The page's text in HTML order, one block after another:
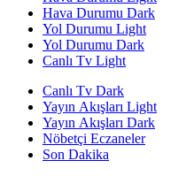
Hava Durumu Dark
Yol Durumu Light
Yol Durumu Dark
Canlı Tv Light
Canlı Tv Dark
Yayın Akışları Light
Yayın Akışları Dark
Nöbetçi Eczaneler
Son Dakika